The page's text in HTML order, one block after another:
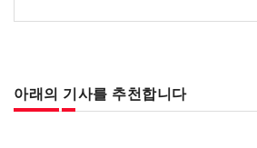
아래의 기사를 추천합니다